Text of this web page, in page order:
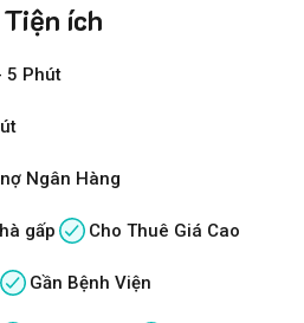
ích
5 Phút
Ngân Hàng
gấp Cho Thuê Giá Cao
Gần Bệnh Viện